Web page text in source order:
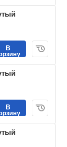
В
В